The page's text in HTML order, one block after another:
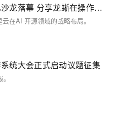
2025 北京文化论坛阿里巴巴沙龙落幕 分享龙蜥在操作系统领域的创新实践
在AI 开源领域的战略布局。
统大会正式启动议题征集